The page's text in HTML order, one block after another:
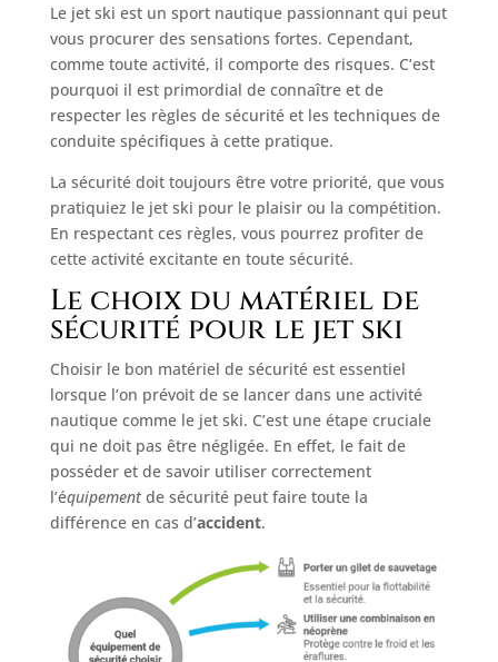
Le jet ski est un sport nautique passionnant qui peut
vous procurer des sensations fortes. Cependant,
comme toute activité, il comporte des risques. C’est
pourquoi il est primordial de connaître et de
respecter les règles de sécurité et les techniques de
conduite spécifiques à cette pratique.
La sécurité doit toujours être votre priorité, que vous
pratiquiez le jet ski pour le plaisir ou la compétition.
En respectant ces règles, vous pourrez profiter de
cette activité excitante en toute sécurité.
Le choix du matériel de
sécurité pour le jet ski
Choisir le bon matériel de sécurité est essentiel
lorsque l’on prévoit de se lancer dans une activité
nautique comme le jet ski. C’est une étape cruciale
qui ne doit pas être négligée. En effet, le fait de
posséder et de savoir utiliser correctement
l’équipementde sécurité peut faire toute la
différence en cas d’accident.